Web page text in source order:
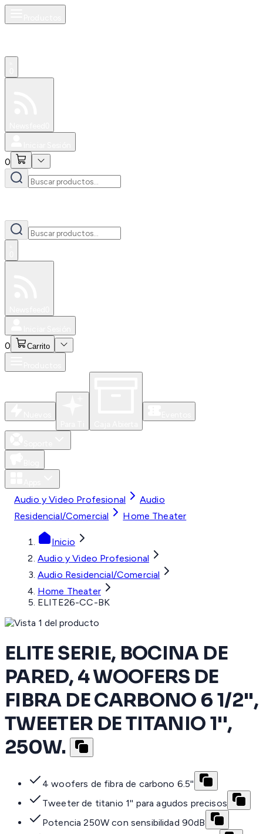
0
0 Carrito
Audio y Video Profesional
Audio
Residencial/Comercial
Home Theater
Inicio
Audio y Video Profesional
Audio Residencial/Comercial
Home Theater
ELITE26-CC-BK
ELITE SERIE, BOCINA DE
PARED, 4 WOOFERS DE
FIBRA DE CARBONO 6 1/2'',
TWEETER DE TITANIO 1'',
250W.
4 woofers de fibra de carbono 6.5''
Tweeter de titanio 1'' para agudos precisos
Potencia 250W con sensibilidad 90dB